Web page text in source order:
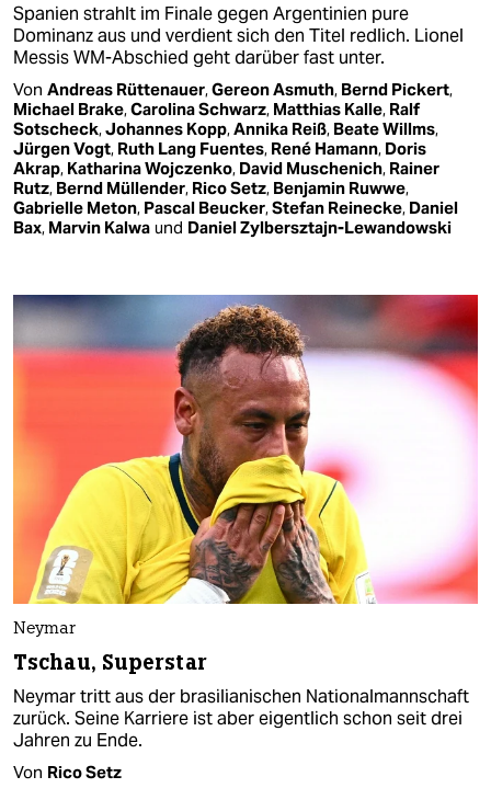
Spanien strahlt im Finale gegen Argentinien pure
Dominanz aus und verdient sich den Titel redlich. Lionel
Messis WM-Abschied geht darüber fast unter.
Von Andreas Rüttenauer,Gereon Asmuth, Bernd Pickert,
Michael Brake,Carolina Schwarz, Matthias Kalle, Ralf
Sotscheck,Johannes Kopp,Annika Reiß, Beate Willms,
Jürgen Vogt, Ruth Lang Fuentes, René Hamann, Doris
Akrap, Katharina Wojczenko, David Muschenich, Rainer
Rutz, Bernd Müllender, Rico Setz, Benjamin Ruwwe,
Gabrielle Meton, Pascal Beucker,Stefan Reinecke, Daniel
Bax, Marvin Kalwa und Daniel Zylbersztajn-Lewandowski
Neymar
Tschau, Superstar
Neymar tritt aus der brasilianischen Nationalmannschaft
zurück. Seine Karriere ist aber eigentlich schon seit drei
Jahren zu Ende.
Von Rico Setz